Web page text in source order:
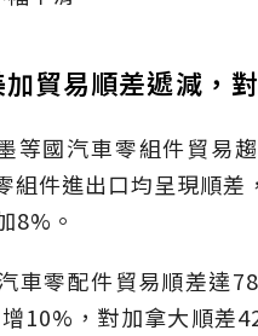
貿易順差遞減，
等國汽車零組件貿易
組件進出口均呈現順
8%。
車零配件貿易順差達
10%，對加拿大順差